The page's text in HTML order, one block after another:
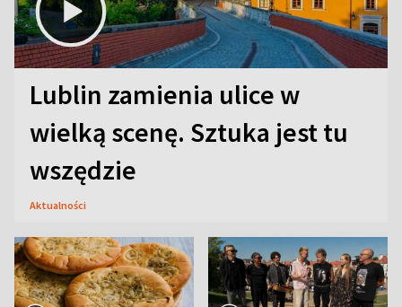
Lublin zamienia ulice w
wielką scenę. Sztuka jest tu
wszędzie
Aktualności